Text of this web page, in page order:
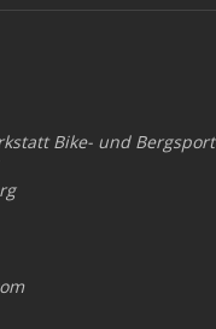
Bike- und Bergsport